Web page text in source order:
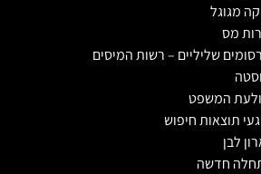
מגוגל
מס
שליליים – רשות המיסים
המשפט
תוצאות חיפוש
לבן
חדשה